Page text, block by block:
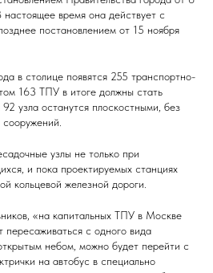
время она действует с
постановлением от 15 ноября
в столице появятся 255 транспортно-
163 ТПУ в итоге должны стать
узла останутся плоскостными, без
узлы не только при
и пока проектируемых станциях
кольцевой железной дороги.
«на капитальных ТПУ в Москве
с одного вида
небом, можно будет перейти с
на автобус в специально